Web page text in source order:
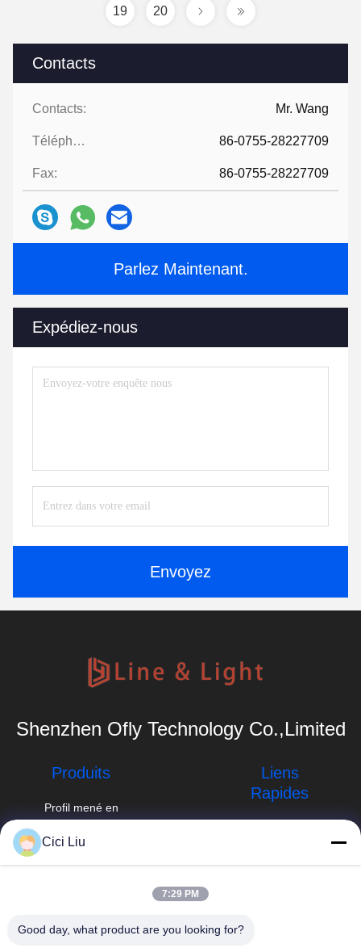
Contacts
Contacts: Mr. Wang
Téléphone: 86-0755-28227709
Fax: 86-0755-28227709
Parlez Maintenant.
Expédiez-nous
Envoyez
19 20
Shenzhen Ofly Technology Co.,Limited
Produits
Profil mené en
aluminium
28227709
zone industrielle de
Liens
Rapides
Cici Liu
7:29 PM
Good day, what product are you looking for?